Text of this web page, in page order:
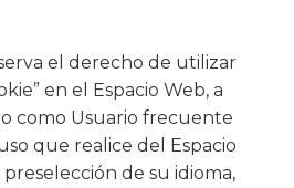
el derecho de utilizar
en el Espacio Web, a
como Usuario frecuente
que realice del Espacio
de su idioma,